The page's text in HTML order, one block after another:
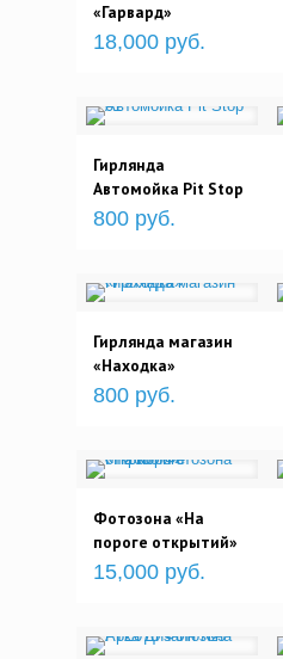
«Гарвард»
18,000 руб.
Гирлянда
Автомойка Pit Stop
800 руб.
Гирлянда магазин
«Находка»
800 руб.
Фотозона «На
пороге открытий»
15,000 руб.